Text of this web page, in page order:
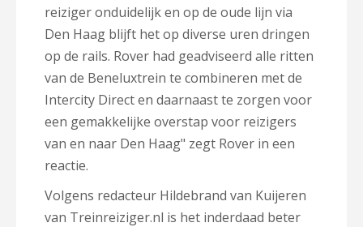
reiziger onduidelijk en op de oude lijn via
Den Haag blijft het op diverse uren dringen
op de rails. Rover had geadviseerd alle ritten
van de Beneluxtrein te combineren met de
Intercity Direct en daarnaast te zorgen voor
een gemakkelijke overstap voor reizigers
van en naar Den Haag" zegt Rover in een
reactie.
Volgens redacteur Hildebrand van Kuijeren
van Treinreiziger.nl is het inderdaad beter